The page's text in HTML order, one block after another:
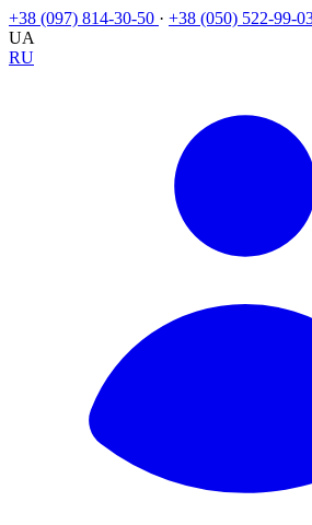
+38 (097) 814-30-50 · +38 (050) 522-99-
UA
RU